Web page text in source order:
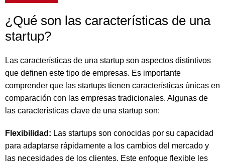
¿Qué son las características de una
startup?
Las características de una startup son aspectos distintivos
que definen este tipo de empresas. Es importante
comprender que las startups tienen características únicas en
comparación con las empresas tradicionales. Algunas de
las características clave de una startup son:
Flexibilidad: Las startups son conocidas por su capacidad
para adaptarse rápidamente a los cambios del mercado y
las necesidades de los clientes. Este enfoque flexible les